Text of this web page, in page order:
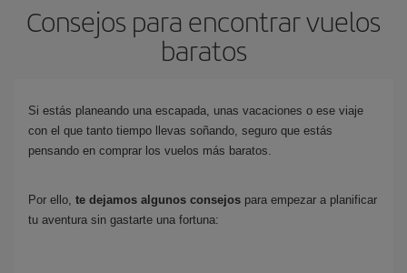
Consejos para encontrar vuelos
baratos
Si estás planeando una escapada, unas vacaciones o ese viaje
con el que tanto tiempo llevas soñando, seguro que estás
pensando en comprar los vuelos más baratos.
Por ello, te dejamos algunos consejos para empezar a planificar
tu aventura sin gastarte una fortuna: